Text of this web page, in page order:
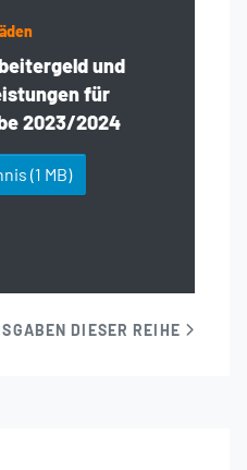
und
für
2023/2024
(1 MB)
DIESER REIHE